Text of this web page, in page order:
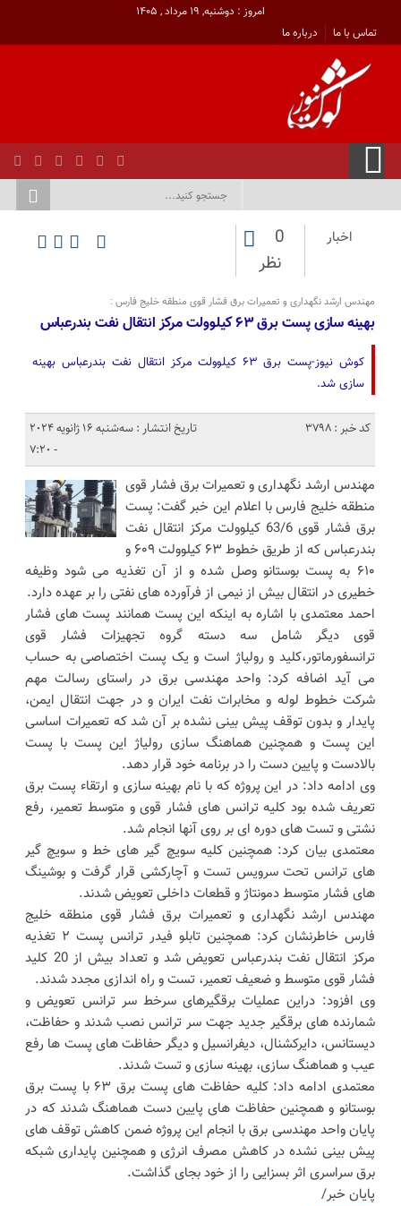
امروز : دوشنبه, ۱۹ مرداد , ۱۴۰۵
تماس با ما
درباره ما
اخبار
0
نظر
مهندس ارشد نگهداری و تعمیرات برق فشار قوی منطقه خلیج فارس :
بهینه سازی پست برق ۶۳ کیلوولت مرکز انتقال نفت بندرعباس
کوش نیوز-پست برق ۶۳ کیلوولت مرکز انتقال نفت بندرعباس بهینه
سازی شد.
کد خبر : 3798
تاریخ انتشار : سه‌شنبه 16 ژانویه 2024
- 7:20
مهندس ارشد نگهداری و تعمیرات برق فشار قوی
منطقه خلیج فارس با اعلام این خبر گفت: پست
برق فشار قوی 63/6 کیلوولت مرکز انتقال نفت
بندرعباس که از طریق خطوط ۶۳ کیلوولت ۶۰۹ و
۶۱۰ به پست بوستانو وصل شده و از آن تغذیه می شود وظیفه
خطیری در انتقال بیش از نیمی از فرآورده های نفتی را بر عهده دارد.
احمد معتمدی با اشاره به اینکه این پست همانند پست های فشار
قوی دیگر شامل سه دسته گروه تجهیزات فشار قوی
ترانسفورماتور،کلید و رولیاژ است و یک پست اختصاصی به حساب
می آید اضافه کرد: واحد مهندسی برق در راستای رسالت مهم
شرکت خطوط لوله و مخابرات نفت ایران و در جهت انتقال ایمن،
پایدار و بدون توقف پیش بینی نشده بر آن شد که تعمیرات اساسی
این پست و همچنین هماهنگ سازی رولیاژ این پست با پست
بالادست و پایین دست را در برنامه خود قرار دهد.
وی ادامه داد: در این پروژه که با نام بهینه سازی و ارتقاء پست برق
تعریف شده بود کلیه ترانس های فشار قوی و متوسط تعمیر، رفع
نشتی و تست های دوره ای بر روی آنها انجام شد.
معتمدی بیان کرد: همچنین کلیه سویچ گیر های خط و سویچ گیر
های ترانس تحت سرویس تست و آچارکشی قرار گرفت و بوشینگ
های فشار متوسط دمونتاژ و قطعات داخلی تعویض شدند.
مهندس ارشد نگهداری و تعمیرات برق فشار قوی منطقه خلیج
فارس خاطرنشان کرد: همچنین تابلو فیدر ترانس پست ۲ تغذیه
مرکز انتقال نفت بندرعباس تعویض شد و تعداد بیش از 20 کلید
فشار قوی متوسط و ضعیف تعمیر، تست و راه اندازی مجدد شدند.
وی افزود: دراین عملیات برقگیرهای سرخط سر ترانس تعویض و
شمارنده های برقگیر جدید جهت سر ترانس نصب شدند و حفاظت،
دیستانس، دایرکشنال، دیفرانسیل و دیگر حفاظت های پست ها رفع
عیب و هماهنگ سازی، بهینه سازی و تست شدند.
معتمدی ادامه داد: کلیه حفاظت های پست برق ۶۳ با پست برق
بوستانو و همچنین حفاظت های پایین دست هماهنگ شدند که در
پایان واحد مهندسی برق با انجام این پروژه ضمن کاهش توقف های
پیش بینی نشده در کاهش مصرف انرژی و همچنین پایداری شبکه
برق سراسری اثر بسزایی را از خود بجای گذاشت.
پایان خبر/